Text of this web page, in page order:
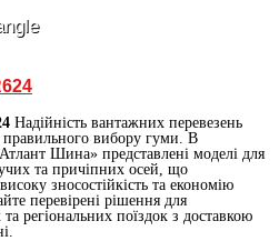
Надійність вантажних перевезень
правильного вибору гуми. В
Шина» представлені моделі для
та причіпних осей, що
зносостійкість та економію
перевірені рішення для
та регіональних поїздок з доставкою